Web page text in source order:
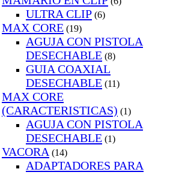
ULTRA CLIP (6)
MAX CORE (19)
AGUJA CON PISTOLA
DESECHABLE (8)
GUIA COAXIAL
DESECHABLE (11)
MAX CORE
(CARACTERISTICAS) (1)
AGUJA CON PISTOLA
DESECHABLE (1)
VACORA (14)
ADAPTADORES PARA